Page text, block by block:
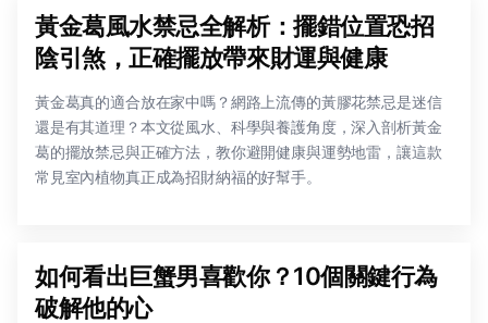
黃金葛風水禁忌全解析：擺錯位置恐招
陰引煞，正確擺放帶來財運與健康
黃金葛真的適合放在家中嗎？網路上流傳的黃膠花禁忌是迷信
還是有其道理？本文從風水、科學與養護角度，深入剖析黃金
葛的擺放禁忌與正確方法，教你避開健康與運勢地雷，讓這款
常見室內植物真正成為招財納福的好幫手。
如何看出巨蟹男喜歡你？10個關鍵行為
破解他的心